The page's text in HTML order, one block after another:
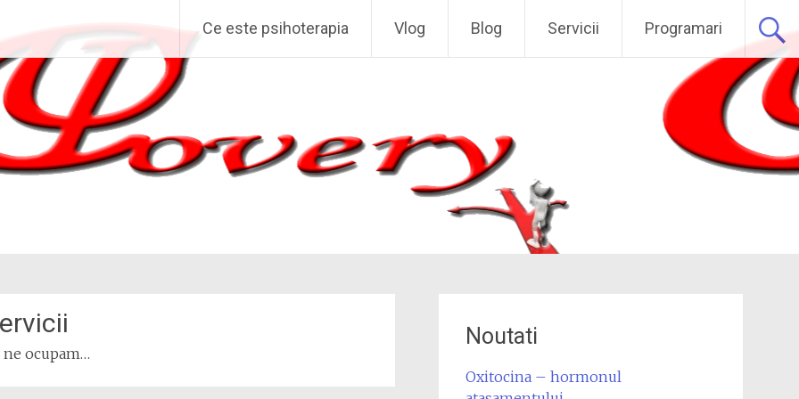
Ce este psihoterapia Vlog Blog Servicii Programari
ne ocupam…
Noutati
Oxitocina – hormonul